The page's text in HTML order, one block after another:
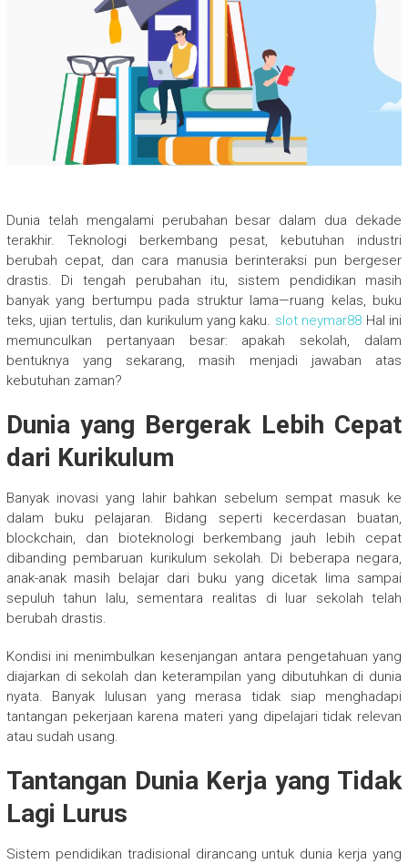
Dunia telah mengalami perubahan besar dalam dua dekade
terakhir. Teknologi berkembang pesat, kebutuhan industri
berubah cepat, dan cara manusia berinteraksi pun bergeser
drastis. Di tengah perubahan itu, sistem pendidikan masih
banyak yang bertumpu pada struktur lama—ruang kelas, buku
teks, ujian tertulis, dan kurikulum yang kaku. slot neymar88 Hal ini
memunculkan pertanyaan besar: apakah sekolah, dalam
bentuknya yang sekarang, masih menjadi jawaban atas
kebutuhan zaman?
Dunia yang Bergerak Lebih Cepat
dari Kurikulum
Banyak inovasi yang lahir bahkan sebelum sempat masuk ke
dalam buku pelajaran. Bidang seperti kecerdasan buatan,
blockchain, dan bioteknologi berkembang jauh lebih cepat
dibanding pembaruan kurikulum sekolah. Di beberapa negara,
anak-anak masih belajar dari buku yang dicetak lima sampai
sepuluh tahun lalu, sementara realitas di luar sekolah telah
berubah drastis.
Kondisi ini menimbulkan kesenjangan antara pengetahuan yang
diajarkan di sekolah dan keterampilan yang dibutuhkan di dunia
nyata. Banyak lulusan yang merasa tidak siap menghadapi
tantangan pekerjaan karena materi yang dipelajari tidak relevan
atau sudah usang.
Tantangan Dunia Kerja yang Tidak
Lagi Lurus
Sistem pendidikan tradisional dirancang untuk dunia kerja yang